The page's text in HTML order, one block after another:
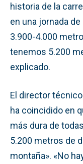
historia de la
en una jornada
3.900-4.000
tenemos 5.200
explicado.
El director
ha coincidido en
más dura de
5.200 metros de
montaña». «No